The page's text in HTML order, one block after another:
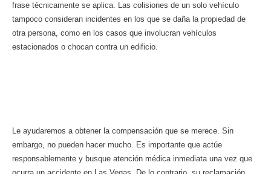
frase técnicamente se aplica. Las colisiones de un solo vehículo
tampoco consideran incidentes en los que se daña la propiedad de
otra persona, como en los casos que involucran vehículos
estacionados o chocan contra un edificio.
Le ayudaremos a obtener la compensación que se merece. Sin
embargo, no pueden hacer mucho. Es importante que actúe
responsablemente y busque atención médica inmediata una vez que